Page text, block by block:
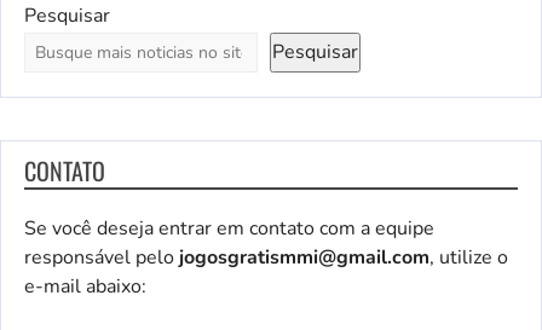
Pesquisar
Pesquisar
CONTATO
Se você deseja entrar em contato com a equipe
responsável pelo jogosgratismmi@gmail.com, utilize o
e-mail abaixo: